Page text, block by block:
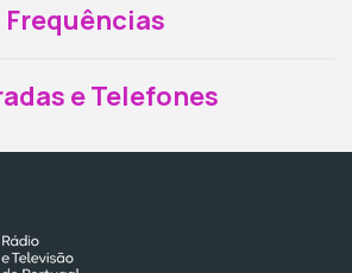
Frequências
e Telefones